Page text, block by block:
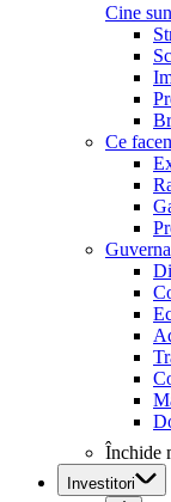
Cine
Ce
Închide
Investitori